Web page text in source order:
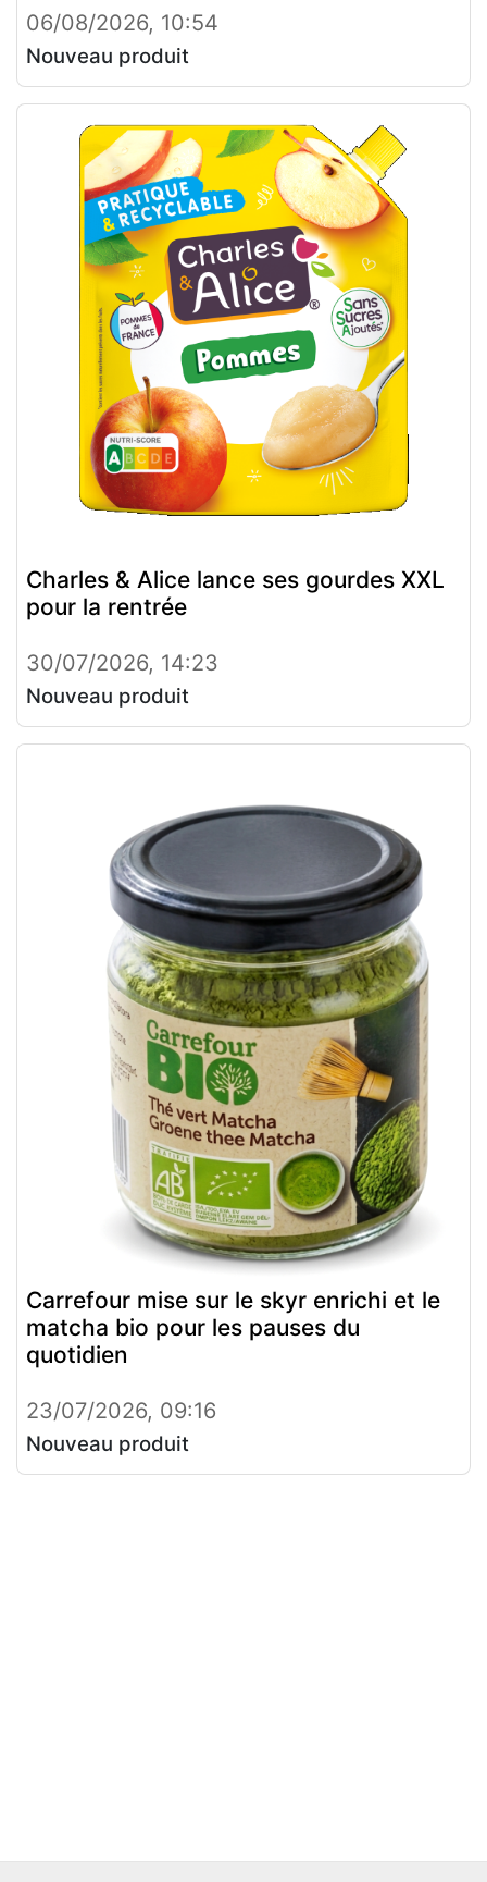
06/08/2026, 10:54
Nouveau produit
Charles & Alice lance ses gourdes XXL
pour la rentrée
30/07/2026, 14:23
Nouveau produit
Carrefour mise sur le skyr enrichi et le
matcha bio pour les pauses du
quotidien
23/07/2026, 09:16
Nouveau produit